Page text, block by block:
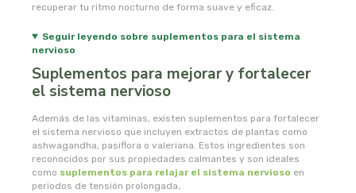
recuperar tu ritmo nocturno de forma suave y eficaz.
Seguir leyendo sobre suplementos para el sistema
nervioso
Suplementos para mejorar y fortalecer
el sistema nervioso
Además de las vitaminas, existen suplementos para fortalecer
el sistema nervioso que incluyen extractos de plantas como
ashwagandha, pasiflora o valeriana. Estos ingredientes son
reconocidos por sus propiedades calmantes y son ideales
como suplementos para relajar el sistema nervioso en
periodos de tensión prolongada.
natysal
nordics
novadiet